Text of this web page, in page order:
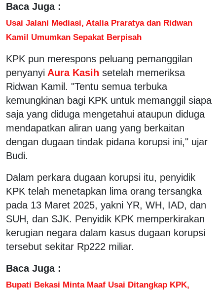
Baca Juga :
Usai Jalani Mediasi, Atalia Praratya dan Ridwan
Kamil Umumkan Sepakat Berpisah
KPK pun merespons peluang pemanggilan
penyanyi Aura Kasih setelah memeriksa
Ridwan Kamil. "Tentu semua terbuka
kemungkinan bagi KPK untuk memanggil siapa
saja yang diduga mengetahui ataupun diduga
mendapatkan aliran uang yang berkaitan
dengan dugaan tindak pidana korupsi ini," ujar
Budi.
Dalam perkara dugaan korupsi itu, penyidik
KPK telah menetapkan lima orang tersangka
pada 13 Maret 2025, yakni YR, WH, IAD, dan
SUH, dan SJK. Penyidik KPK memperkirakan
kerugian negara dalam kasus dugaan korupsi
tersebut sekitar Rp222 miliar.
Baca Juga :
Bupati Bekasi Minta Maaf Usai Ditangkap KPK,